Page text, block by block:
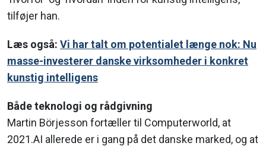
tilføjer han.
Læs også: Vi har talt om potentialet længe nok: Nu
masse-investerer danske virksomheder i konkret
kunstig intelligens
Både teknologi og rådgivning
Martin Börjesson fortæller til Computerworld, at
2021.AI allerede er i gang på det danske marked, og at